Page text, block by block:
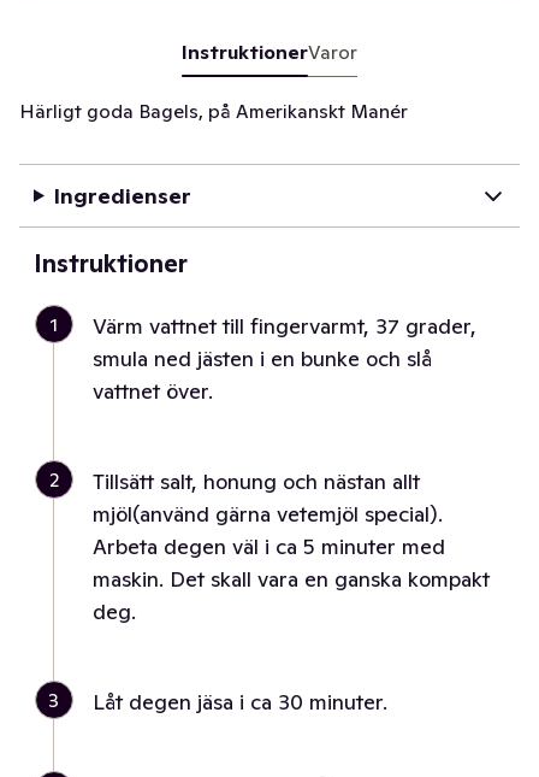
InstruktionerVaror
Härligt goda Bagels, på Amerikanskt Manér
Ingredienser
Instruktioner
1
Värm vattnet till fingervarmt, 37 grader,
smula ned jästen i en bunke och slå
vattnet över.
2
Tillsätt salt, honung och nästan allt
mjöl(använd gärna vetemjöl special).
Arbeta degen väl i ca 5 minuter med
maskin. Det skall vara en ganska kompakt
deg.
3 Låt degen jäsa i ca 30 minuter.